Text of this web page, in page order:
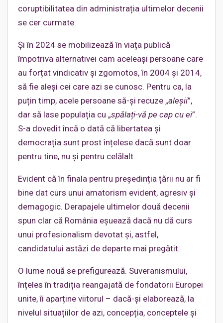
coruptibilitatea din administrația ultimelor decenii
se cer curmate.
Și în 2024 se mobilizează în viața publică
împotriva alternativei cam aceleași persoane care
au forțat vindicativ și zgomotos, în 2004 și 2014,
să fie aleși cei care azi se cunosc. Pentru ca, la
puțin timp, acele persoane să-și recuze „aleșii”,
dar să lase populația cu „spălați-vă pe cap cu ei”.
S-a dovedit încă o dată că libertatea și
democrația sunt prost înțelese dacă sunt doar
pentru tine, nu și pentru celălalt.
Evident că în finala pentru președinția țării nu ar fi
bine dat curs unui amatorism evident, agresiv și
demagogic. Derapajele ultimelor două decenii
spun clar că România eșuează dacă nu dă curs
unui profesionalism devotat și, astfel,
candidatului astăzi de departe mai pregătit.
O lume nouă se prefigurează. Suveranismului,
înțeles în tradiția reangajată de fondatorii Europei
unite, îi aparține viitorul – dacă-și elaborează, la
nivelul situațiilor de azi, concepția, conceptele și